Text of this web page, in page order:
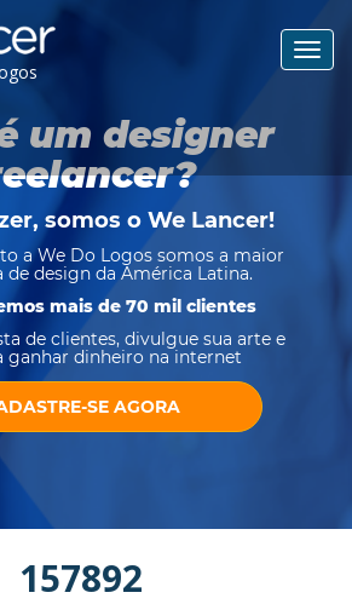
um designer
somos o We Lancer!
a We Do Logos somos a maior
de design da América Latina.
mais de 70 mil clientes
de clientes, divulgue sua arte e
ganhar dinheiro na internet
SE AGORA
157892